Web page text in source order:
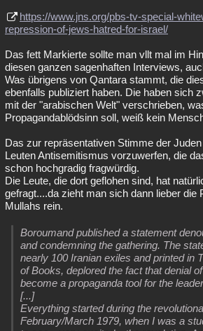
https://www.jns.org/pbs-tv-special-
repression-of-jews-hatred-for-israel/
Das fett Markierte sollte man vllt mal im
diesen ganzen sagenhaften Interviews,
Was übrigens von Qantara stammt, die
ebenfalls publiziert haben. Die haben sich
mit der "arabischen Welt" verschrieben,
Propagandablödsinn soll, weiß kein
Das zur repräsentativen Stimme der
Leuten Antisemitismus vorzuwerfen, die
schon hochgradig fragwürdig.
Die Leute, die dort geflohen sind, hat
gefragt....da zieht man sich dann lieber die
Mullahs rein.
Boroumand published a statement
and condemning the gathering. The
nearly 100 Iranian exiles and printed in
of Books, deplored the fact that denial
become a propaganda tool for the
[...]
Everything started during the
February/March 1979, when I was a